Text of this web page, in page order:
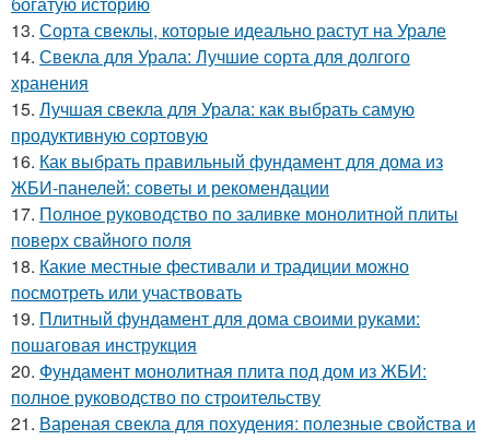
13. Сорта свеклы, которые идеально растут на Урале
14. Свекла для Урала: Лучшие сорта для долгого
хранения
15. Лучшая свекла для Урала: как выбрать самую
продуктивную сортовую
16. Как выбрать правильный фундамент для дома из
ЖБИ-панелей: советы и рекомендации
17. Полное руководство по заливке монолитной плиты
поверх свайного поля
18. Какие местные фестивали и традиции можно
посмотреть или участвовать
19. Плитный фундамент для дома своими руками:
пошаговая инструкция
20. Фундамент монолитная плита под дом из ЖБИ:
полное руководство по строительству
21. Вареная свекла для похудения: полезные свойства и